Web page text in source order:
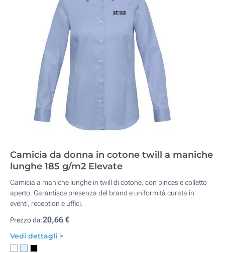
Camicia da donna in cotone twill a maniche
lunghe 185 g/m2 Elevate
Camicia a maniche lunghe in twill di cotone, con pinces e colletto
aperto. Garantisce presenza del brand e uniformità curata in
eventi, reception e uffici.
Prezzo da:20,66 €
Vedi dettagli >